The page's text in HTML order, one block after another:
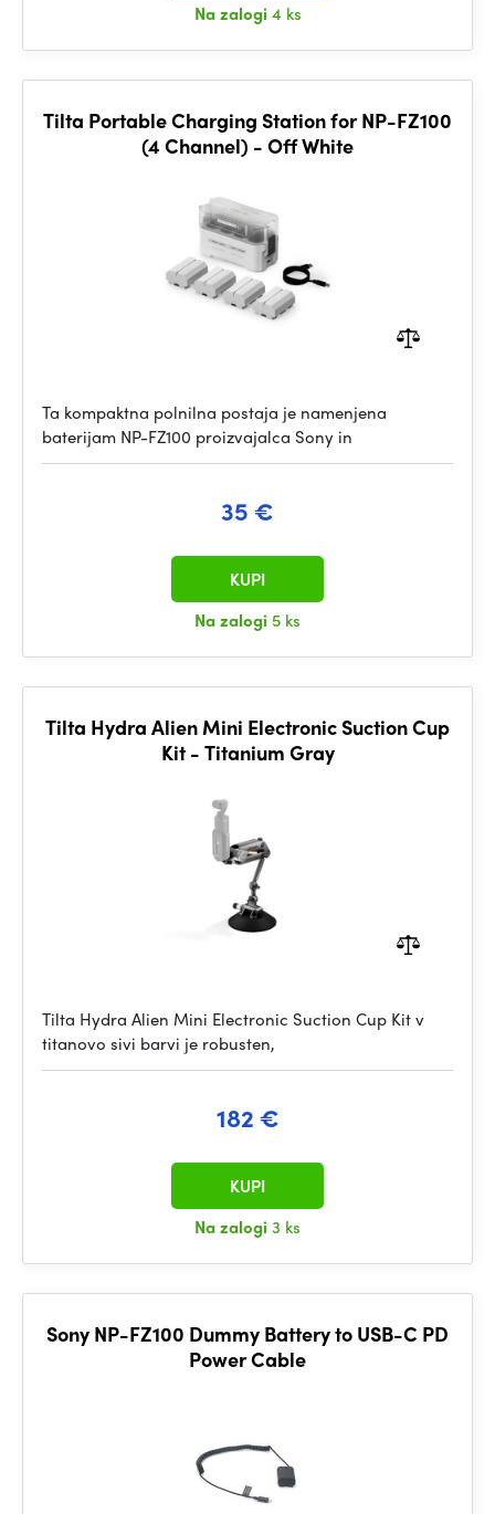
Na zalogi 4 ks
Tilta Portable Charging Station for NP-FZ100
(4 Channel) - Off White
Ta kompaktna polnilna postaja je namenjena
baterijam NP-FZ100 proizvajalca Sony in
35 €
Na zalogi 5 ks
KUPI
Tilta Hydra Alien Mini Electronic Suction Cup
Kit - Titanium Gray
Tilta Hydra Alien Mini Electronic Suction Cup Kit v
titanovo sivi barvi je robusten,
182 €
Na zalogi 3 ks
KUPI
Sony NP-FZ100 Dummy Battery to USB-C PD
Power Cable